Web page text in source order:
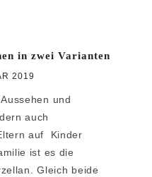
in zwei Varianten
2019
und
auch
auf Kinder
ist es die
Gleich beide